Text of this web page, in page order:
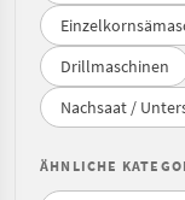
Drillmaschinen
Nachsaat /
ÄHNLICHE